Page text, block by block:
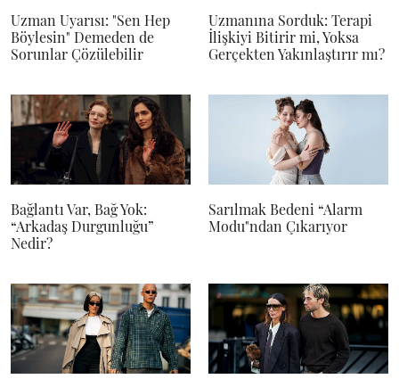
Uzman Uyarısı: "Sen Hep
Böylesin" Demeden de
Sorunlar Çözülebilir
Uzmanına Sorduk: Terapi
İlişkiyi Bitirir mi, Yoksa
Gerçekten Yakınlaştırır mı?
Bağlantı Var, Bağ Yok:
“Arkadaş Durgunluğu”
Nedir?
Sarılmak Bedeni “Alarm
Modu"ndan Çıkarıyor